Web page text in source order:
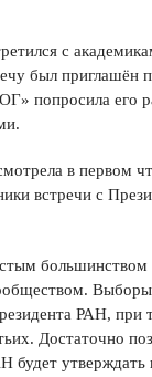
с
был приглашён
попросила его
в первом
встречи с
большинством
РАН, при
Достаточно
будет